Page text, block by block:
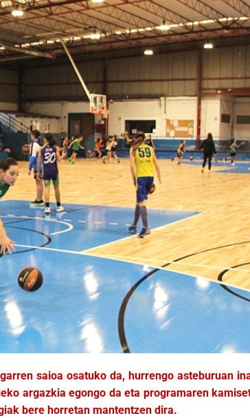
saioa osatuko da, hurrengo asteburuan
argazkia egongo da eta programaren
bere horretan mantentzen dira.